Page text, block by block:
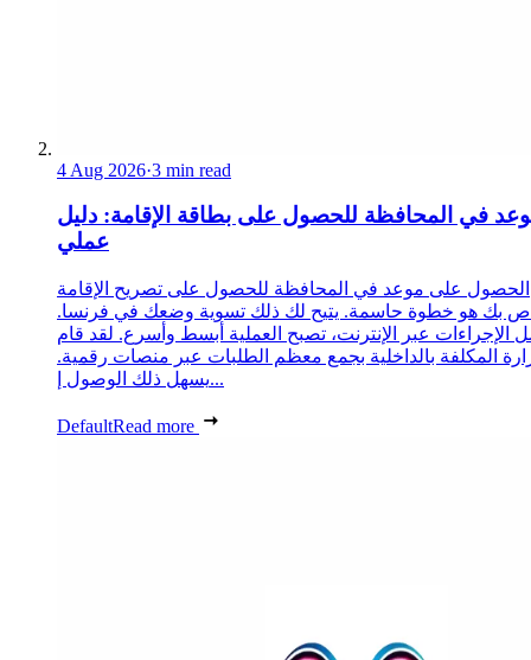
4 Aug 2026·3 min read
في المحافظة للحصول على بطاقة الإقامة: دليل
عملي
الحصول على موعد في المحافظة للحصول على تصريح الإقامة
بك هو خطوة حاسمة. يتيح لك ذلك تسوية وضعك في فرنسا.
الإجراءات عبر الإنترنت، تصبح العملية أبسط وأسرع. لقد قام
المكلفة بالداخلية بجمع معظم الطلبات عبر منصات رقمية.
يسهل ذلك الوصول إ...
DefaultRead more